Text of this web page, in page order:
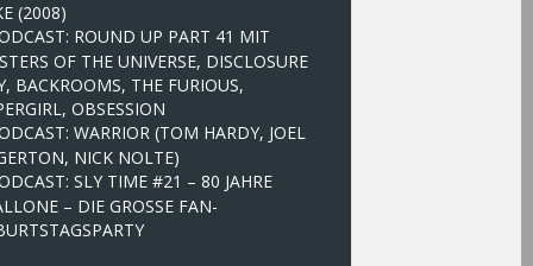
(2008)
ROUND UP PART 41 MIT
OF THE UNIVERSE, DISCLOSURE
BACKROOMS, THE FURIOUS,
OBSESSION
WARRIOR (TOM HARDY, JOEL
NICK NOLTE)
SLY TIME #21 – 80 JAHRE
– DIE GROSSE FAN-